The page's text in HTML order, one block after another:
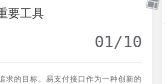
要工具
01/10
求的目标。易支付接口作为一种创新的